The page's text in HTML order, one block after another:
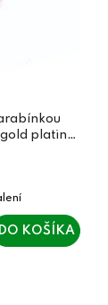
plating
DO KOŠÍKA